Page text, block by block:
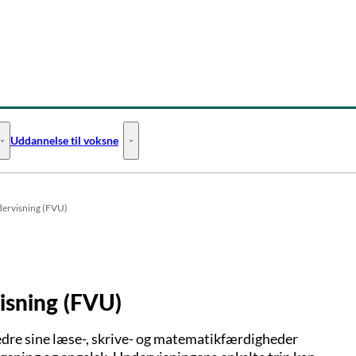
Uddannelse til unge - Flere links
Uddannelse til voksne Uddannelse til voksne - Flere links
(FVU)
(FVU)
sine læse-, skrive- og matematikfærdigheder